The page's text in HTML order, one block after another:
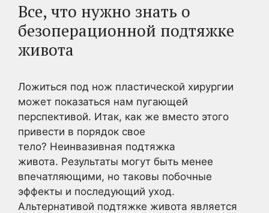
Все, что нужно знать о
безоперационной подтяжке
живота
Ложиться под нож пластической хирургии
может показаться нам пугающей
перспективой. Итак, как же вместо этого
привести в порядок свое
тело? Неинвазивная подтяжка
живота. Результаты могут быть менее
впечатляющими, но таковы побочные
эффекты и последующий уход.
Альтернативой подтяжке живота является